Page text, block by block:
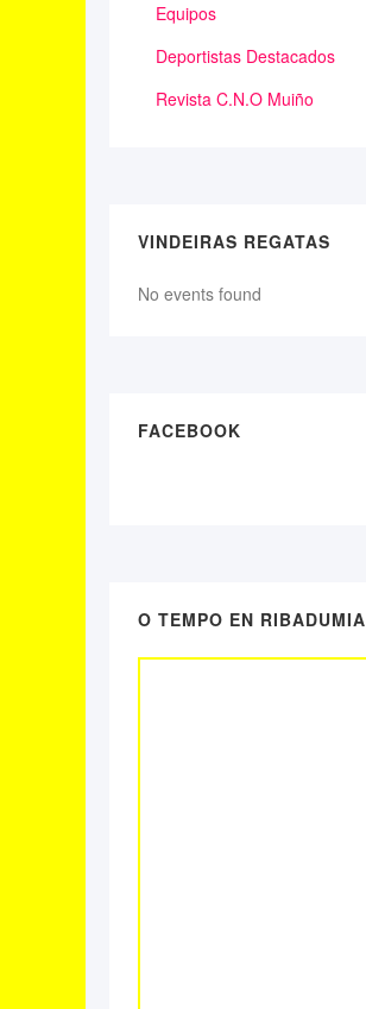
Equipos
Deportistas Destacados
Revista C.N.O Muiño
VINDEIRAS REGATAS
No events found
FACEBOOK
O TEMPO EN RIBADUMIA